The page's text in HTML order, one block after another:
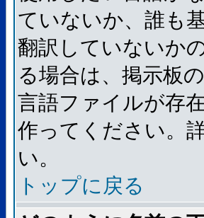
ていないか、誰も
翻訳していないか
る場合は、掲示板
言語ファイルが存
作ってください。
い。
トップに戻る